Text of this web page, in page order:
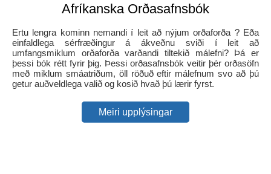
Afríkanska Orðasafnsbók
Ertu lengra kominn nemandi í leit að nýjum orðaforða ? Eða
einfaldlega sérfræðingur á ákveðnu sviði í leit að
umfangsmiklum orðaforða varðandi tiltekið málefni? Þá er
þessi bók rétt fyrir þig. Þessi orðasafnsbók veitir þér orðasöfn
með miklum smáatriðum, öll röðuð eftir málefnum svo að þú
getur auðveldlega valið og kosið hvað þú lærir fyrst.
Meiri upplýsingar